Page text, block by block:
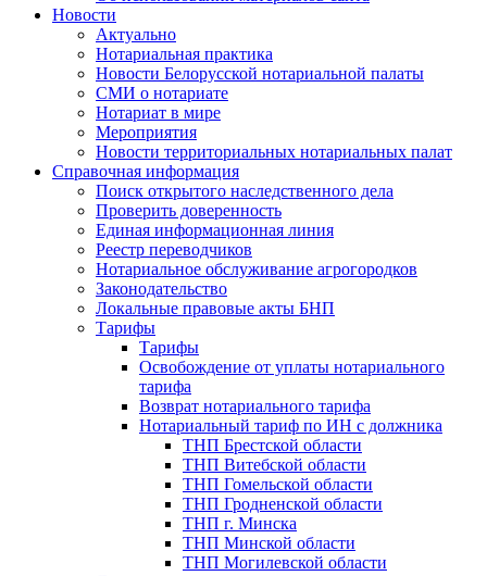
Новости
Актуально
Нотариальная практика
Новости Белорусской нотариальной палаты
СМИ о нотариате
Нотариат в мире
Мероприятия
Новости территориальных нотариальных палат
Справочная информация
Поиск открытого наследственного дела
Проверить доверенность
Единая информационная линия
Реестр переводчиков
Нотариальное обслуживание агрогородков
Законодательство
Локальные правовые акты БНП
Тарифы
Тарифы
Освобождение от уплаты нотариального
тарифа
Возврат нотариального тарифа
Нотариальный тариф по ИН с должника
ТНП Брестской области
ТНП Витебской области
ТНП Гомельской области
ТНП Гродненской области
ТНП г. Минска
ТНП Минской области
ТНП Могилевской области